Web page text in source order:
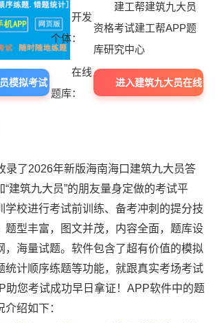
开发
个体：
建工帮建筑九大员
资格考试建工帮APP题
库研究中心
模拟考试
在线
题库：
进入建筑九大员在线
录了2026年新版海南海口建筑九大员答
建筑九大员”的朋友量身定做的考试平
学校进行考试前训练、备考冲刺的提分技
题型丰富，图文并茂，内容全面，题库设
，海量试题。软件包含了超有价值的模拟
统计顺序练题等功能，就跟真实考场考试
助您考试成功早日拿证！APP软件中的题
绍如下：